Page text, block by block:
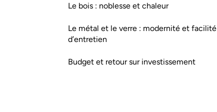
Le bois : noblesse et chaleur
Le métal et le verre : modernité et facilité
d’entretien
Budget et retour sur investissement